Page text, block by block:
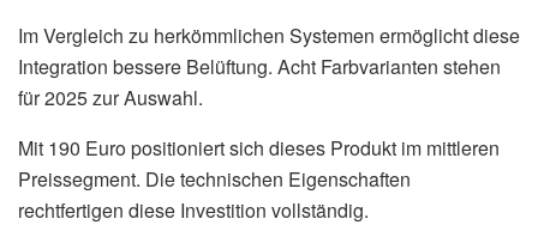
Im Vergleich zu herkömmlichen Systemen ermöglicht diese
Integration bessere Belüftung. Acht Farbvarianten stehen
für 2025 zur Auswahl.
Mit 190 Euro positioniert sich dieses Produkt im mittleren
Preissegment. Die technischen Eigenschaften
rechtfertigen diese Investition vollständig.